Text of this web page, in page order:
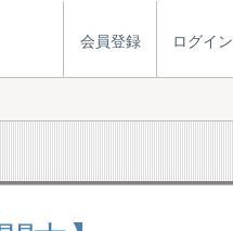
会員登録 ログイン